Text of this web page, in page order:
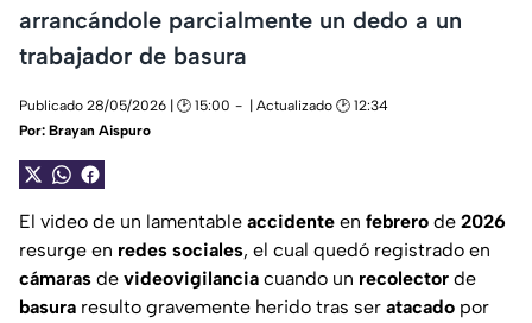
arrancándole parcialmente un dedo a un
trabajador de basura
Publicado 28/05/2026 | 🕑 15:00
| Actualizado 🕑 12:34
Por: Brayan Aispuro
El video de un lamentable accidente en febrero de 2026
resurge en redes sociales, el cual quedó registrado en
cámaras de videovigilancia cuando un recolector de
basura resulto gravemente herido tras ser atacado por